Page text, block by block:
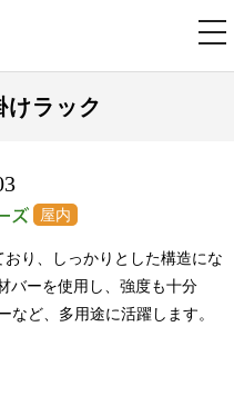
けラック
り、しっかりとした構造にな
バーを使用し、強度も十分
など、多用途に活躍します。